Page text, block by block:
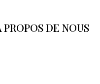
PROPOS DE NOUS